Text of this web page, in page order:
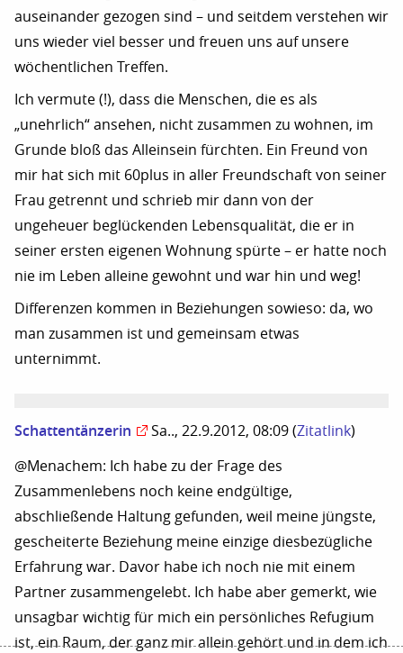
auseinander gezogen sind – und seitdem verstehen wir
uns wieder viel besser und freuen uns auf unsere
wöchentlichen Treffen.
Ich vermute (!), dass die Menschen, die es als
„unehrlich“ ansehen, nicht zusammen zu wohnen, im
Grunde bloß das Alleinsein fürchten. Ein Freund von
mir hat sich mit 60plus in aller Freundschaft von seiner
Frau getrennt und schrieb mir dann von der
ungeheuer beglückenden Lebensqualität, die er in
seiner ersten eigenen Wohnung spürte – er hatte noch
nie im Leben alleine gewohnt und war hin und weg!
Differenzen kommen in Beziehungen sowieso: da, wo
man zusammen ist und gemeinsam etwas
unternimmt.
Schattentänzerin Sa.., 22.9.2012, 08:09 (Zitatlink)
@Menachem: Ich habe zu der Frage des
Zusammenlebens noch keine endgültige,
abschließende Haltung gefunden, weil meine jüngste,
gescheiterte Beziehung meine einzige diesbezügliche
Erfahrung war. Davor habe ich noch nie mit einem
Partner zusammengelebt. Ich habe aber gemerkt, wie
unsagbar wichtig für mich ein persönliches Refugium
ist, ein Raum, der ganz mir allein gehört und in dem ich